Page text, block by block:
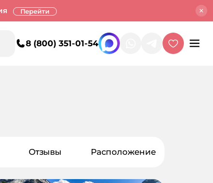
Перейти
8 (800) 351-01-54
Отзывы Расположение